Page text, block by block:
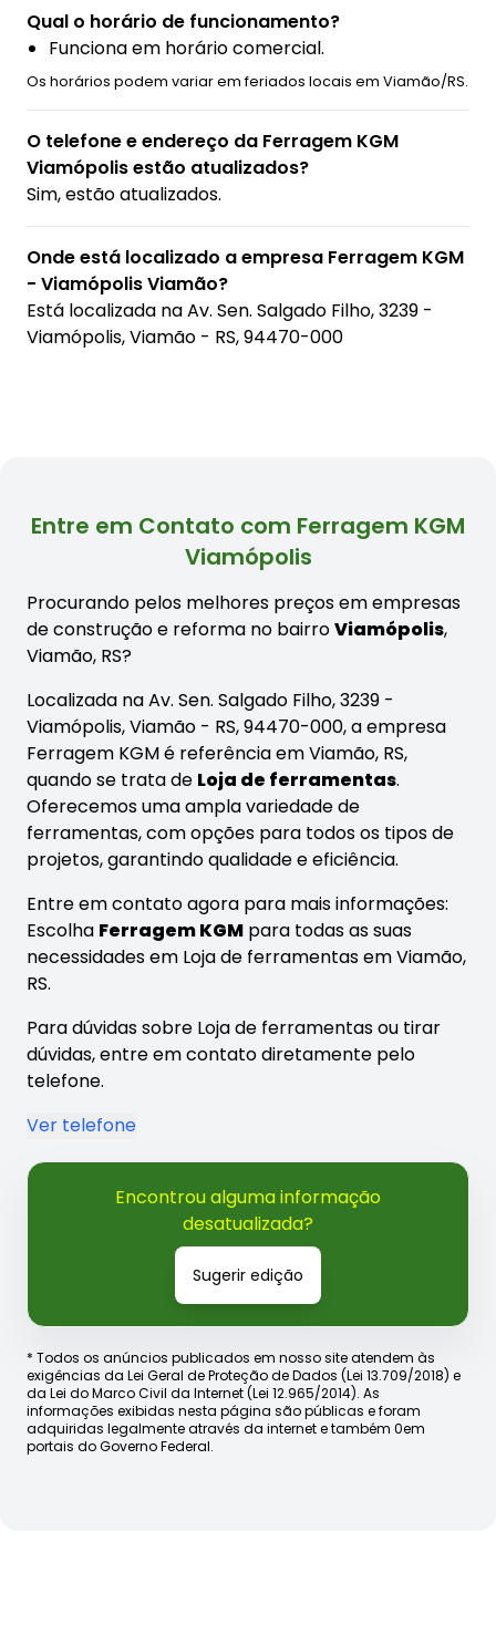
Qual o horário de funcionamento?
Funciona em horário comercial.
Os horários podem variar em feriados locais em Viamão/RS.
O telefone e endereço da Ferragem KGM
Viamópolis estão atualizados?
Sim, estão atualizados.
Onde está localizado a empresa Ferragem KGM
- Viamópolis Viamão?
Está localizada naAv. Sen. Salgado Filho, 3239 -
Viamópolis, Viamão - RS, 94470-000
Entre em Contato com Ferragem KGM
Viamópolis
Procurando pelos melhores preços em empresas
de construção e reforma no bairroViamópolis,
Viamão, RS?
Localizada na Av. Sen. Salgado Filho, 3239 -
Viamópolis, Viamão - RS, 94470-000, a empresa
Ferragem KGM é referência em Viamão, RS,
quando se trata de Loja de ferramentas.
Oferecemos uma ampla variedade de
ferramentas, com opções para todos os tipos de
projetos, garantindo qualidade e eficiência.
Entre em contato agora para mais informações:
Escolha Ferragem KGM para todas as suas
necessidades em Loja de ferramentas em Viamão,
RS.
Para dúvidas sobre Loja de ferramentas ou tirar
dúvidas, entre em contato diretamente pelo
telefone.
Ver telefone
Encontrou alguma informação
desatualizada?
Sugerir edição
* Todos os anúncios publicados em nosso site atendem às
exigências da Lei Geral de Proteção de Dados (Lei 13.709/2018) e
da Lei do Marco Civil da Internet (Lei 12.965/2014). As
informações exibidas nesta página são públicas e foram
adquiridas legalmente através da internet e também 0em
portais do Governo Federal.